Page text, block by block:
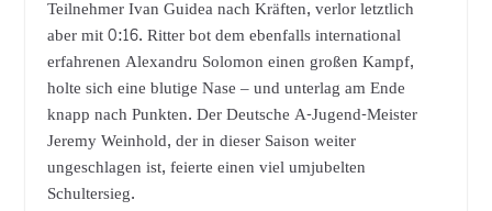
Teilnehmer Ivan Guidea nach Kräften, verlor letztlich
aber mit 0:16. Ritter bot dem ebenfalls international
erfahrenen Alexandru Solomon einen großen Kampf,
holte sich eine blutige Nase – und unterlag am Ende
knapp nach Punkten. Der Deutsche A-Jugend-Meister
Jeremy Weinhold, der in dieser Saison weiter
ungeschlagen ist, feierte einen viel umjubelten
Schultersieg.